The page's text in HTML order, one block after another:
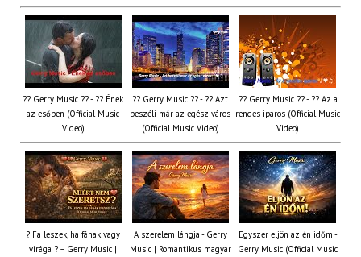
?? Gerry Music ?? - ?? Ének
az esőben (Official Music
Video)
?? Gerry Music ?? - ?? Azt
beszéli már az egész város
(Official Music Video)
?? Gerry Music ?? - ?? Az a
rendes iparos (Official Music
Video)
? Fa leszek, ha fának vagy
virága ? – Gerry Music |
A szerelem lángja - Gerry
Music | Romantikus magyar
Egyszer eljön az én időm -
Gerry Music (Official Music